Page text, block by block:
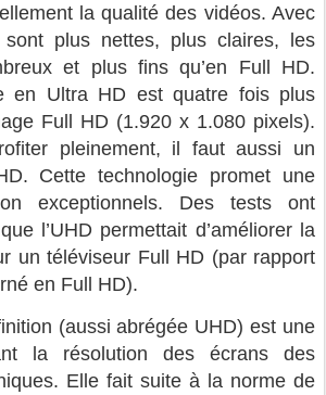
la qualité des vidéos. Avec
plus nettes, plus claires, les
et plus fins qu’en Full HD.
en Ultra HD est quatre fois plus
Full HD (1.920 x 1.080 pixels).
pleinement, il faut aussi un
Cette technologie promet une
exceptionnels. Des tests ont
l’UHD permettait d’améliorer la
un téléviseur Full HD (par rapport
en Full HD).
(aussi abrégée UHD) est une
la résolution des écrans des
Elle fait suite à la norme de